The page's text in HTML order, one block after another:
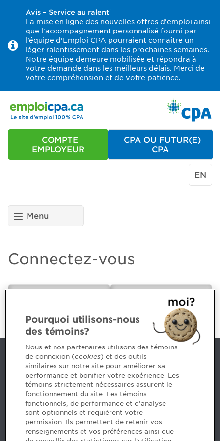
Avis – Service au ralenti
La mise en ligne des nouvelles offres d'emploi ainsi
que l'accompagnement personnalisé fourni par
l’équipe d’Emploi CPA pourraient connaître un
léger ralentissement dans les prochaines semaines.
Notre équipe demeure mobilisée et répondra à
votre demande dans les meilleurs délais. Merci de
votre compréhension et de votre patience.
COMPTE
EMPLOYEUR
CPA OU FUTUR(E)
CPA
EN
Menu
Connectez-vous
CPA
Nous joindre
514 788-1376 1 800 363-4688 [3033]
emploiCPA@cpaquebec.ca
5, Place Ville Marie, bureau 800, Montréal
(Québec)H3B 2G2
www.cpaquebec.ca
Pourquoi utilisons-nous
des témoins?
Nous et nos partenaires utilisons des témoins
de connexion (cookies) et des outils
similaires sur notre site pour améliorer sa
performance et bonifier votre expérience. Les
témoins strictement nécessaires assurent le
fonctionnement du site. Les témoins
fonctionnels, de performance et d'analyse
sont optionnels et requièrent votre
permission. Ils permettent de retenir vos
renseignements et vos préférences ainsi que